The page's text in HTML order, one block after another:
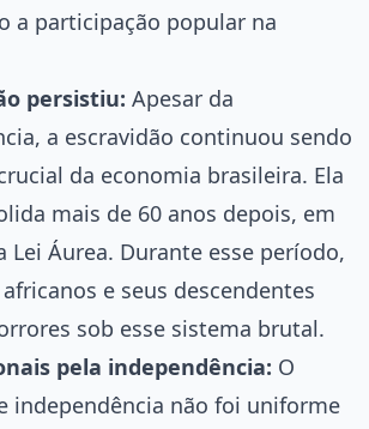
a participação popular na
persistiu: Apesar da
a escravidão continuou sendo
da economia brasileira. Ela
mais de 60 anos depois, em
Lei Áurea. Durante esse período,
e seus descendentes
sob esse sistema brutal.
pela independência: O
independência não foi uniforme